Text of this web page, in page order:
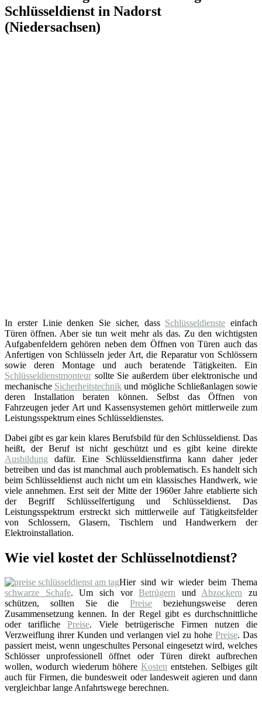
Schlüsseldienst in Nadorst
(Niedersachsen)
In erster Linie denken Sie sicher, dass Schlüsseldienste einfach
Türen öffnen. Aber sie tun weit mehr als das. Zu den wichtigsten
Aufgabenfeldern gehören neben dem Öffnen von Türen auch das
Anfertigen von Schlüsseln jeder Art, die Reparatur von Schlössern
sowie deren Montage und auch beratende Tätigkeiten. Ein
Schlüsseldienstmonteur sollte Sie außerdem über elektronische und
mechanische Sicherheitstechnik und mögliche Schließanlagen sowie
deren Installation beraten können. Selbst das Öffnen von
Fahrzeugen jeder Art und Kassensystemen gehört mittlerweile zum
Leistungsspektrum eines Schlüsseldienstes.
Dabei gibt es gar kein klares Berufsbild für den Schlüsseldienst. Das
heißt, der Beruf ist nicht geschützt und es gibt keine direkte
Ausbildung dafür. Eine Schlüsseldienstfirma kann daher jeder
betreiben und das ist manchmal auch problematisch. Es handelt sich
beim Schlüsseldienst auch nicht um ein klassisches Handwerk, wie
viele annehmen. Erst seit der Mitte der 1960er Jahre etablierte sich
der Begriff Schlüsselfertigung und Schlüsseldienst. Das
Leistungsspektrum erstreckt sich mittlerweile auf Tätigkeitsfelder
von Schlossern, Glasern, Tischlern und Handwerkern der
Elektroinstallation.
Wie viel kostet der Schlüsselnotdienst?
Hier sind wir wieder beim Thema
schwarze Schafe. Um sich vorBetrügern undAbzockern zu
schützen, sollten Sie diePreise beziehungsweise deren
Zusammensetzung kennen. In der Regel gibt es durchschnittliche
oder tarifliche Preise. Viele betrügerische Firmen nutzen die
Verzweiflung ihrer Kunden und verlangen viel zu hohe Preise. Das
passiert meist, wenn ungeschultes Personal eingesetzt wird, welches
Schlösser unprofessionell öffnet oder Türen direkt aufbrechen
wollen, wodurch wiederum höhere Kosten entstehen. Selbiges gilt
auch für Firmen, die bundesweit oder landesweit agieren und dann
vergleichbar lange Anfahrtswege berechnen.